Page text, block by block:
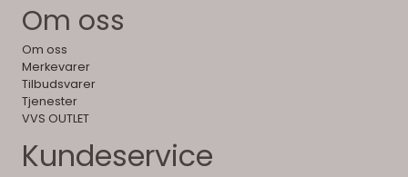
Om oss
Om oss
Merkevarer
Tilbudsvarer
Tjenester
VVS OUTLET
Kundeservice